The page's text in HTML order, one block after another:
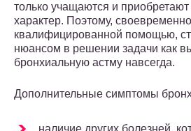
только учащаются и
характер. Поэтому,
квалифицированной помощью,
нюансом в решении задачи как
бронхиальную астму навсегда.
Дополнительные симптомы